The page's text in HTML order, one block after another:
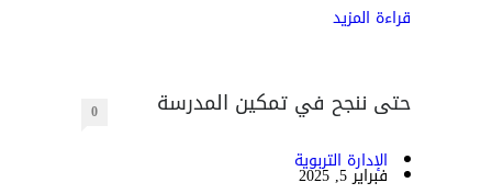
قراءة المزيد
حتى ننجح في تمكين المدرسة 0
الإدارة التربوية
فبراير 5, 2025